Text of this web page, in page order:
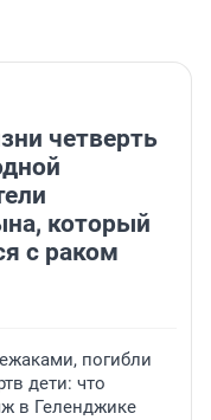
четверть
который
с раком
погибли
дети: что
в Геленджике